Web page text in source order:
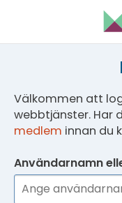
Välkommen att
webbtjänster. Har
medlem innan du
Användarnamn